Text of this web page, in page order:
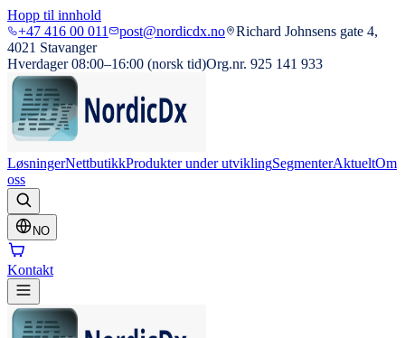
Hopp til innhold
+47 416 00 011
post@nordicdx.no
Richard Johnsens gate 4,
4021 Stavanger
Hverdager 08:00–16:00 (norsk tid)Org.nr. 925 141 933
LøsningerNettbutikkProdukter under utviklingSegmenterAktueltOm
oss
NO
Kontakt